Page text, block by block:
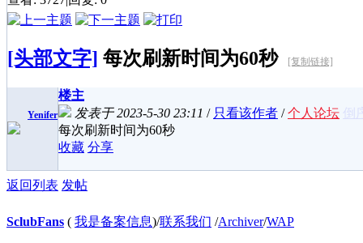
[头部文字] 每次刷新时间为60秒 [复制链接]
Yenifer
楼主
发表于 2023-5-30 23:11 / 只看该作者 / 个人论坛 倒
每次刷新时间为60秒
收藏 分享
返回列表 发帖
SclubFans ( 我是备案信息)/联系我们 /Archiver/WAP